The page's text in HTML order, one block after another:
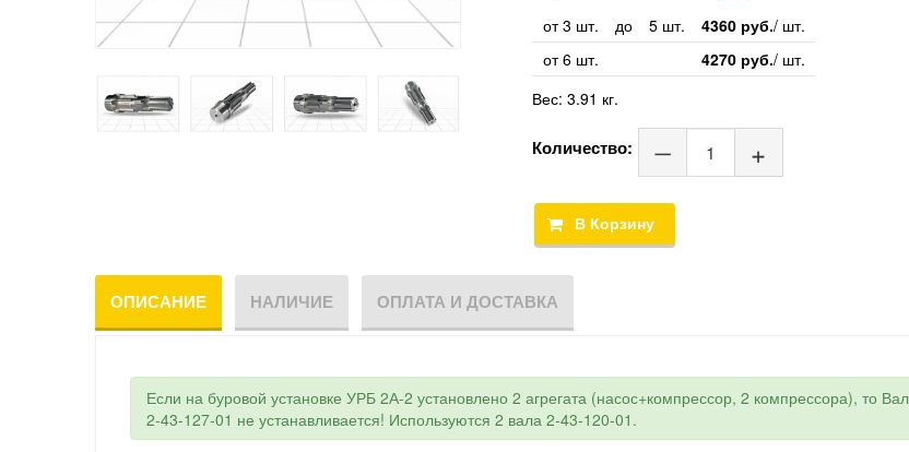
от 3 шт. до 5 шт. 4360 руб./ шт.
от 6 шт.
4270 руб./ шт.
Вес: 3.91 кг.
Количество:
ОПИСАНИЕ НАЛИЧИЕ ОПЛАТА И ДОСТАВКА
Если на буровой установке УРБ 2А-2 установлено 2 агрегата (насос+компрессор, 2 компрессора), то Вал
2-43-127-01 не устанавливается! Используются 2 вала 2-43-120-01.